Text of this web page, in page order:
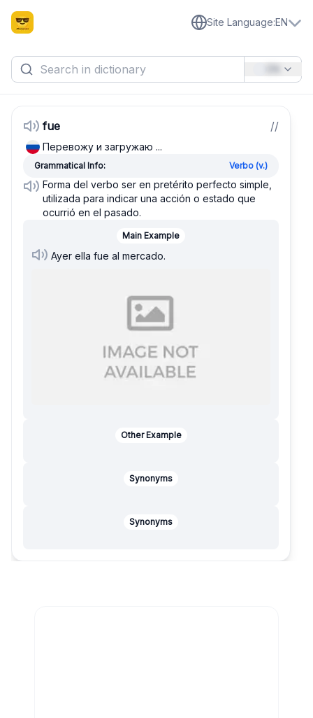
Site Language:EN
fue //
Перевожу и загружаю ...
Grammatical Info: Verbo (v.)
Forma del verbo ser en pretérito perfecto simple,
utilizada para indicar una acción o estado que
ocurrió en el pasado.
Main Example
Ayer ella fue al mercado.
Other Example
Synonyms
Synonyms